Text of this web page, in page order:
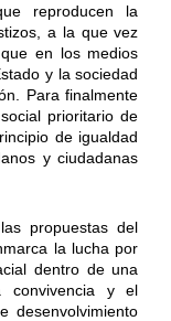
reproducen la
a la que vez
en los medios
y la sociedad
Para finalmente
prioritario de
de igualdad
y ciudadanas
propuestas del
la lucha por
dentro de una
convivencia y el
desenvolvimiento